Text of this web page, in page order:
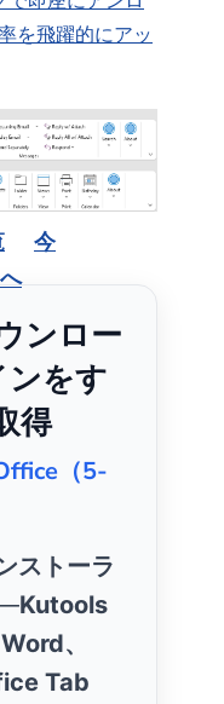
を飛躍的にアッ
今
ンロー
をす
得
（5-
ストーラ
Kutools
、
Tab